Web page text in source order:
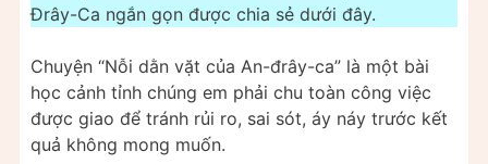
Đrây-Ca ngắn gọn được chia sẻ dưới đây.
Chuyện “Nỗi dằn vặt của An-đrây-ca” là một bài
học cảnh tỉnh chúng em phải chu toàn công việc
được giao để tránh rủi ro, sai sót, áy náy trước kết
quả không mong muốn.